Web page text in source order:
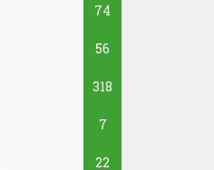
74
56
318
7
22